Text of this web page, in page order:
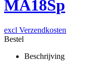
MA18Sp
excl Verzendkosten
Bestel
Beschrijving